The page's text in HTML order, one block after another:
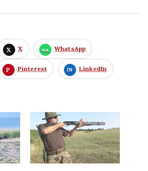
X WhatsApp
Pinterest LinkedIn